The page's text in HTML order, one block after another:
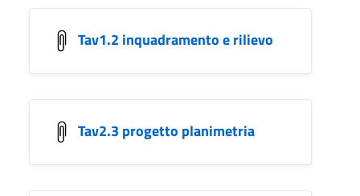
Tav1.2 inquadramento e rilievo
Tav2.3 progetto planimetria